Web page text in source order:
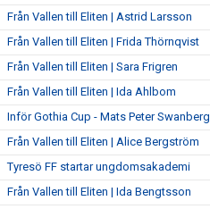
Från Vallen till Eliten | Astrid Larsson
Från Vallen till Eliten | Frida Thörnqvist
Från Vallen till Eliten | Sara Frigren
Från Vallen till Eliten | Ida Ahlbom
Inför Gothia Cup - Mats Peter Swanberg
Från Vallen till Eliten | Alice Bergström
Tyresö FF startar ungdomsakademi
Från Vallen till Eliten | Ida Bengtsson